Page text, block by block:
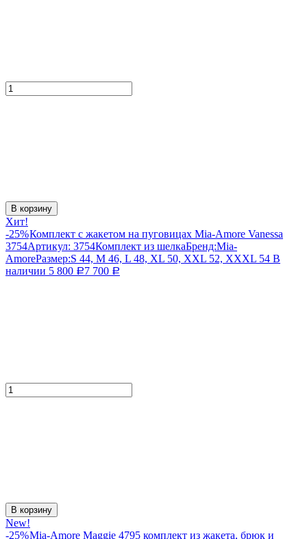
В корзину
Хит!
-25%Комплект с жакетом на пуговицах Mia-Amore Vanessa
3754Артикул: 3754Комплект из шелкаБренд:Mia-
AmoreРазмер:S 44, M 46, L 48, XL 50, XXL 52, XXXL 54 В
наличии 5 800 Р7 700 Р
В корзину
New!
-25%Mia-Amore Maggie 4795 комплект из жакета, брюк и